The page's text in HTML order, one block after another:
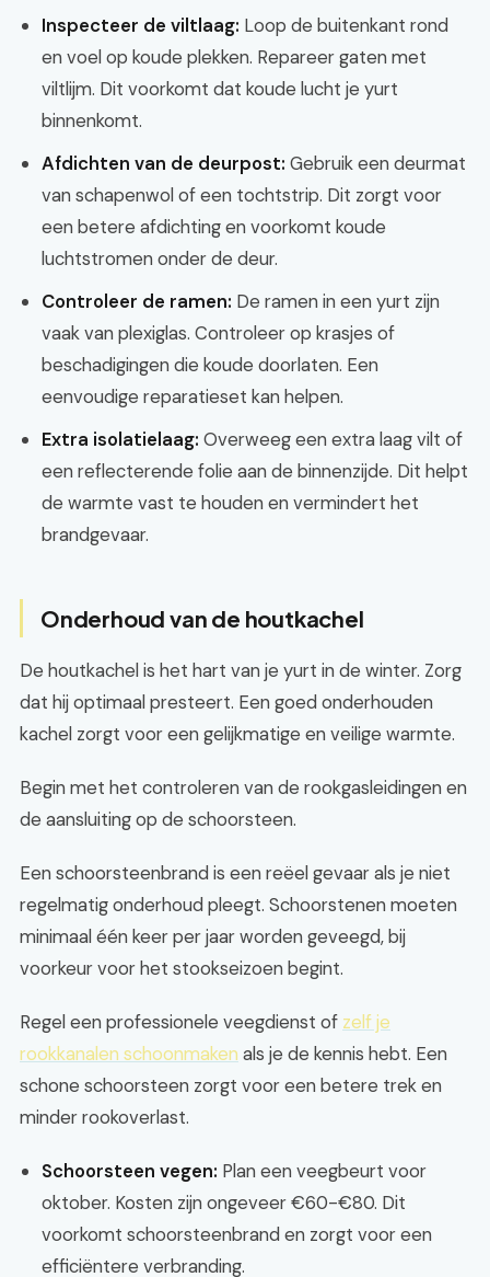
Inspecteer de viltlaag: Loop de buitenkant rond
en voel op koude plekken. Repareer gaten met
viltlijm. Dit voorkomt dat koude lucht je yurt
binnenkomt.
Afdichten van de deurpost: Gebruik een deurmat
van schapenwol of een tochtstrip. Dit zorgt voor
een betere afdichting en voorkomt koude
luchtstromen onder de deur.
Controleer de ramen: De ramen in een yurt zijn
vaak van plexiglas. Controleer op krasjes of
beschadigingen die koude doorlaten. Een
eenvoudige reparatieset kan helpen.
Extra isolatielaag: Overweeg een extra laag vilt of
een reflecterende folie aan de binnenzijde. Dit helpt
de warmte vast te houden en vermindert het
brandgevaar.
Onderhoud van de houtkachel
De houtkachel is het hart van je yurt in de winter. Zorg
dat hij optimaal presteert. Een goed onderhouden
kachel zorgt voor een gelijkmatige en veilige warmte.
Begin met het controleren van de rookgasleidingen en
de aansluiting op de schoorsteen.
Een schoorsteenbrand is een reëel gevaar als je niet
regelmatig onderhoud pleegt. Schoorstenen moeten
minimaal één keer per jaar worden geveegd, bij
voorkeur voor het stookseizoen begint.
Regel een professionele veegdienst of zelf je
rookkanalen schoonmaken als je de kennis hebt. Een
schone schoorsteen zorgt voor een betere trek en
minder rookoverlast.
Schoorsteen vegen: Plan een veegbeurt voor
oktober. Kosten zijn ongeveer €60-€80. Dit
voorkomt schoorsteenbrand en zorgt voor een
efficiëntere verbranding.